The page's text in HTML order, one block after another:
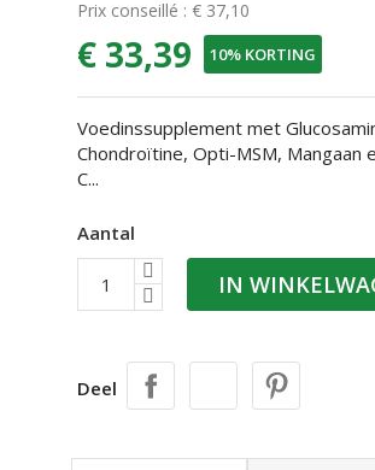
Prix conseillé : € 37,10
€ 33,39 10% KORTING
Voedinssupplement met
Chondroïtine, Opti-MSM, Mangaan
C...
Aantal
IN
Deel